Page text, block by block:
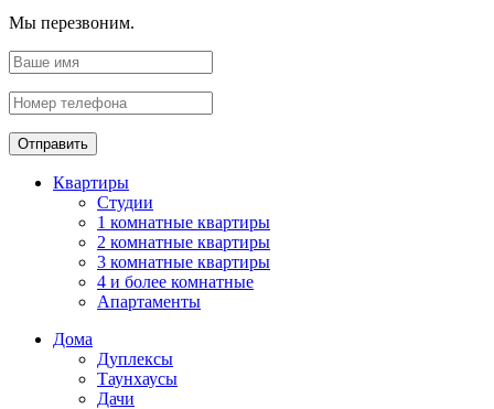
Мы перезвоним.
Отправить
Квартиры
Студии
1 комнатные квартиры
2 комнатные квартиры
3 комнатные квартиры
4 и более комнатные
Апартаменты
Дома
Дуплексы
Таунхаусы
Дачи